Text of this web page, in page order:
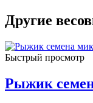
Другие
Быстрый просмотр
Рыжик